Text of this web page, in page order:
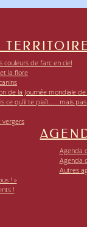
TERRITOIRE
couleurs de l’arc en ciel
la flore
de la Journée mondiale de
ce qu’il te plaît......mais
vergers
! »
!
Agenda
Agenda
Autres